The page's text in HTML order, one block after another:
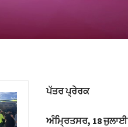
ਪੱਤਰ ਪ੍ਰੇਰਕ
ਅੰਮ੍ਰਿਤਸਰ, 18 ਜੁਲਾਈ